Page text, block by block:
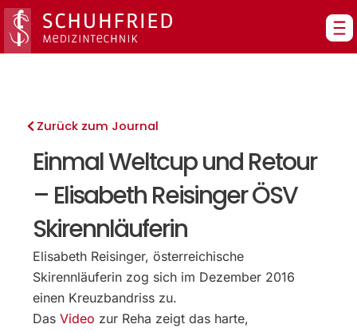
Zum
Inhalt
springen
Zurück zum Journal
Einmal Weltcup und Retour
– Elisabeth Reisinger ÖSV
Skirennläuferin
Elisabeth Reisinger, österreichische
Skirennläuferin zog sich im Dezember 2016
einen Kreuzbandriss zu.
DasVideo zur Reha zeigt das harte,